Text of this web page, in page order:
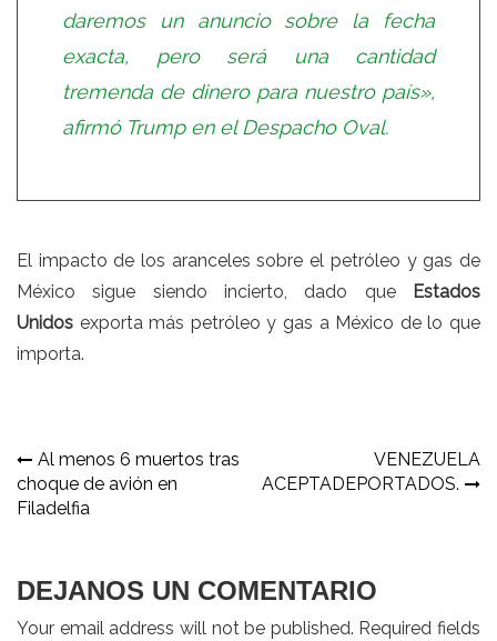
daremos un anuncio sobre la fecha
exacta, pero será una cantidad
tremenda de dinero para nuestro país»,
afirmó Trump en el Despacho Oval.
El impacto de los aranceles sobre el petróleo y gas de
México sigue siendo incierto, dado que
Estados
Unidos exporta más petróleo y gas a México de lo que
importa.
Navegación
de
Al menos 6 muertos tras
choque de avión en
Filadelfia
VENEZUELA
ACEPTADEPORTADOS.
DEJANOS UN COMENTARIO
Your email address will not be published. Required fields